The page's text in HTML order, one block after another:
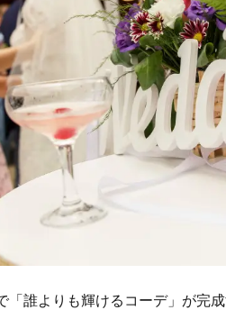
誰よりも輝けるコーデ」が完成